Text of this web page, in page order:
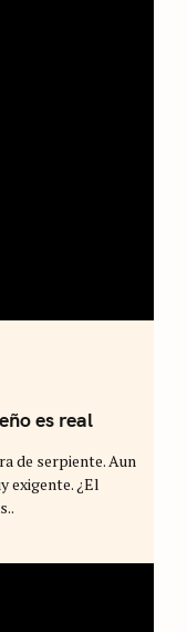
es real
de serpiente. Aun
exigente. ¿El